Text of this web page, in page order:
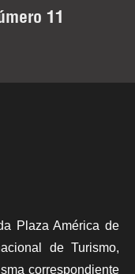
11
Plaza América de
de Turismo,
correspondiente